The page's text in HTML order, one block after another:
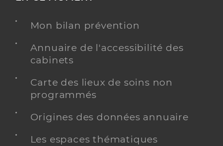
Mon bilan prévention
Annuaire de l'accessibilité des
cabinets
Carte des lieux de soins non
programmés
Origines des données annuaire
Les espaces thématiques